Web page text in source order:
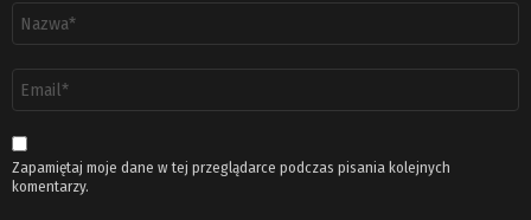
email
*
Zapamiętaj moje dane w tej przeglądarce podczas pisania kolejnych
komentarzy.